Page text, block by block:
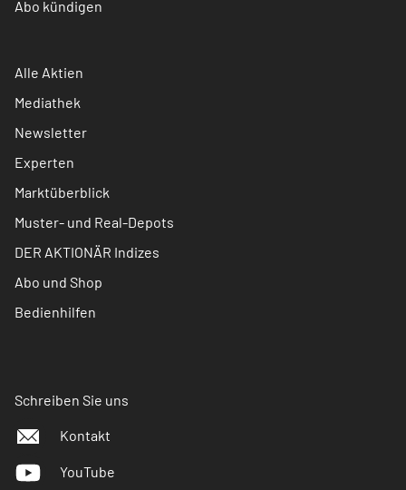
Abo kündigen
Alle Aktien
Mediathek
Newsletter
Experten
Marktüberblick
Muster- und Real-Depots
DER AKTIONÄR Indizes
Abo und Shop
Bedienhilfen
Schreiben Sie uns
Kontakt
YouTube